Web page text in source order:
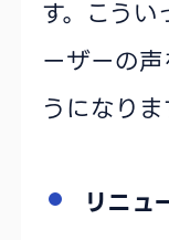
す。こう
ーザーの
うになりま
リニュ